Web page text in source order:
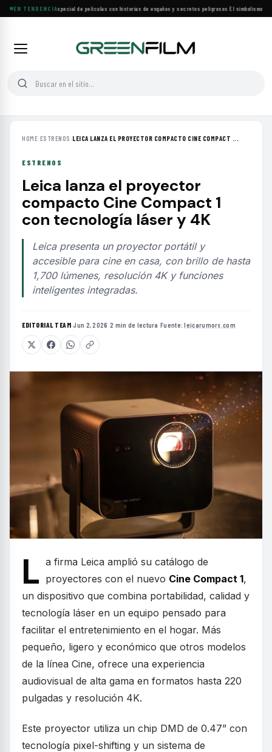
EN TENDENCIA
Lifetime estrena especial de películas con historias de engaños y secretos peligrosos·El simbolismo de
HOME›ESTRENOS ›LEICA LANZA EL PROYECTOR COMPACTO CINE COMPACT ...
ESTRENOS
Leica lanza el proyector
compacto Cine Compact 1
con tecnología láser y 4K
Leica presenta un proyector portátil y
accesible para cine en casa, con brillo de hasta
1,700 lúmenes, resolución 4K y funciones
inteligentes integradas.
EDITORIAL TEAM·Jun 2, 2026 ·2 min de lectura ·Fuente:leicarumors.com
L a firma Leica amplió su catálogo de
proyectores con el nuevo Cine Compact 1,
un dispositivo que combina portabilidad, calidad y
tecnología láser en un equipo pensado para
facilitar el entretenimiento en el hogar. Más
pequeño, ligero y económico que otros modelos
de la línea Cine, ofrece una experiencia
audiovisual de alta gama en formatos hasta 220
pulgadas y resolución 4K.
Este proyector utiliza un chip DMD de 0.47” con
tecnología pixel-shifting y un sistema de